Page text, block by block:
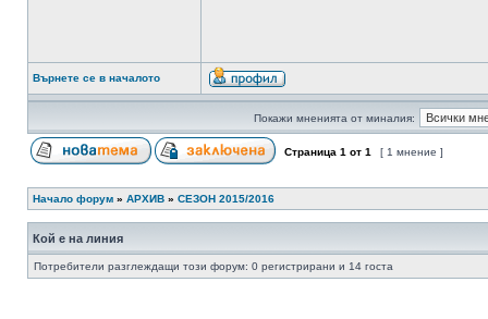
Върнете се в началото
Покажи мненията от миналия:
Страница 1 от 1 [ 1 мнение ]
Начало форум » АРХИВ » СЕЗОН 2015/2016
Кой е на линия
Потребители разглеждащи този форум: 0 регистрирани и 14 госта